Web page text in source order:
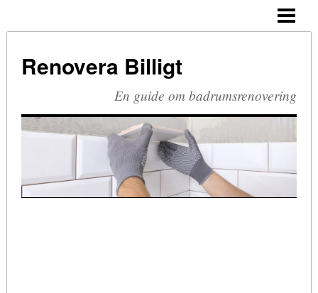
TA BORT SILIKON
RIVA KAKEL
Renovera Billigt
En guide om badrumsrenovering